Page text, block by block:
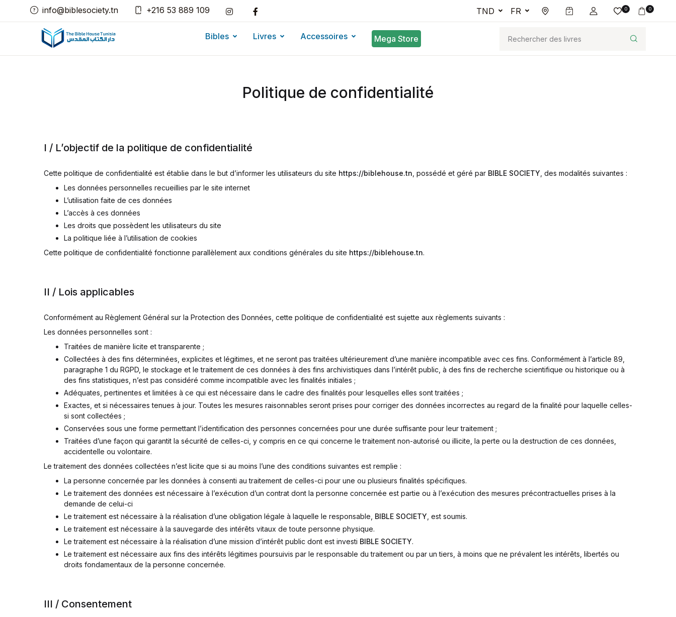
info@biblesociety.tn +216 53 889 109 TND FR 0 0
Bibles Livres Accessoires Mega Store
Politique de confidentialité
I / L’objectif de la politique de confidentialité
Cette politique de confidentialité est établie dans le but d’informer les utilisateurs du site https://biblehouse.tn , possédé et géré par BIBLE SOCIETY , des modalités suivantes :
Les données personnelles recueillies par le site internet
L’utilisation faite de ces données
L’accès à ces données
Les droits que possèdent les utilisateurs du site
La politique liée à l’utilisation de cookies
Cette politique de confidentialité fonctionne parallèlement aux conditions générales du site https://biblehouse.tn.
II / Lois applicables
Conformément au Règlement Général sur la Protection des Données, cette politique de confidentialité est sujette aux règlements suivants :
Les données personnelles sont :
Traitées de manière licite et transparente ;
Collectées à des fins déterminées, explicites et légitimes, et ne seront pas traitées ultérieurement d’une manière incompatible avec ces fins. Conformément à l’article 89,
paragraphe 1 du RGPD, le stockage et le traitement de ces données à des fins archivistiques dans l’intérêt public, à des fins de recherche scientifique ou historique ou à
des fins statistiques, n’est pas considéré comme incompatible avec les finalités initiales ;
Adéquates, pertinentes et limitées à ce qui est nécessaire dans le cadre des finalités pour lesquelles elles sont traitées ;
Exactes, et si nécessaires tenues à jour. Toutes les mesures raisonnables seront prises pour corriger des données incorrectes au regard de la finalité pour laquelle celles-
si sont collectées ;
Conservées sous une forme permettant l’identification des personnes concernées pour une durée suffisante pour leur traitement ;
Traitées d’une façon qui garantit la sécurité de celles-ci, y compris en ce qui concerne le traitement non-autorisé ou illicite, la perte ou la destruction de ces données,
accidentelle ou volontaire.
Le traitement des données collectées n’est licite que si au moins l’une des conditions suivantes est remplie :
La personne concernée par les données à consenti au traitement de celles-ci pour une ou plusieurs finalités spécifiques.
Le traitement des données est nécessaire à l’exécution d’un contrat dont la personne concernée est partie ou à l’exécution des mesures précontractuelles prises à la
demande de celui-ci
Le traitement est nécessaire à la réalisation d’une obligation légale à laquelle le responsable, BIBLE SOCIETY , est soumis.
Le traitement est nécessaire à la sauvegarde des intérêts vitaux de toute personne physique.
Le traitement est nécessaire à la réalisation d’une mission d’intérêt public dont est investi BIBLE SOCIETY.
Le traitement est nécessaire aux fins des intérêts légitimes poursuivis par le responsable du traitement ou par un tiers, à moins que ne prévalent les intérêts, libertés ou
droits fondamentaux de la personne concernée.
III / Consentement